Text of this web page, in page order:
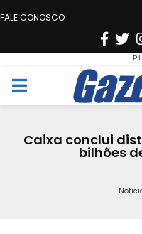
FALE CONOSCO
F
c
e
o
T
w
i
t
e
M
Caixa conclui
bilhões